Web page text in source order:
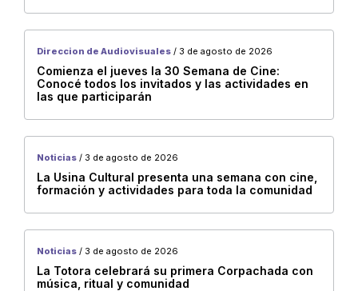
Municipios
Salta
Capital
metan
San Carlos
Campo Quijano
Rosario de la Frontera
San Antonio de los Cobres
Direccion de Audiovisuales / 3 de agosto de 2026
Comienza el jueves la 30 Semana de Cine:
Conocé todos los invitados y las actividades en
las que participarán
Noticias / 3 de agosto de 2026
La Usina Cultural presenta una semana con cine,
formación y actividades para toda la comunidad
Noticias / 3 de agosto de 2026
La Totora celebrará su primera Corpachada con
música, ritual y comunidad